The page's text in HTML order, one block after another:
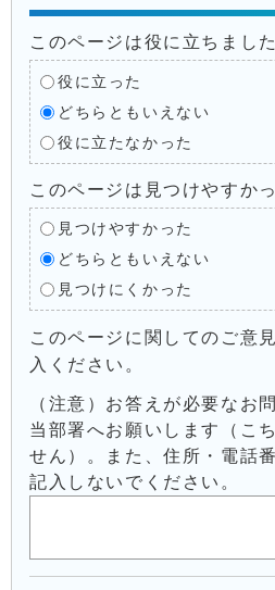
このページは役に立ちまし
役に立った
どちらともいえない
役に立たなかった
このページは見つけやすか
見つけやすかった
どちらともいえない
見つけにくかった
このページに関してのご意
入ください。
（注意）お答えが必要なお
当部署へお願いします（こ
せん）。また、住所・電話
記入しないでください。